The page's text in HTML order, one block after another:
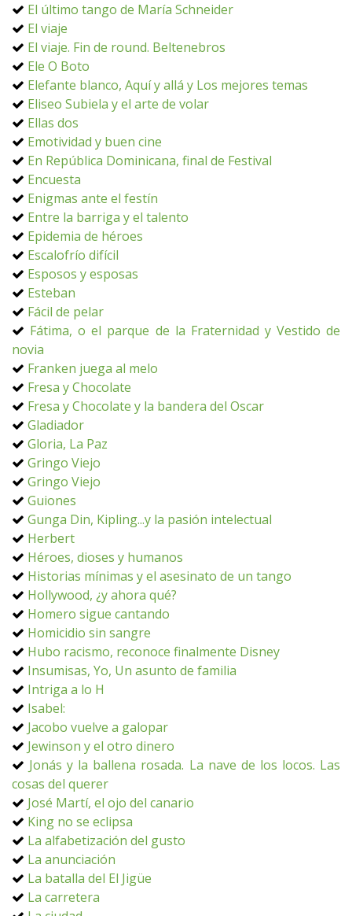
El último tango de María Schneider
El viaje
El viaje. Fin de round. Beltenebros
Ele O Boto
Elefante blanco, Aquí y allá y Los mejores temas
Eliseo Subiela y el arte de volar
Ellas dos
Emotividad y buen cine
En República Dominicana, final de Festival
Encuesta
Enigmas ante el festín
Entre la barriga y el talento
Epidemia de héroes
Escalofrío difícil
Esposos y esposas
Esteban
Fácil de pelar
Fátima, o el parque de la Fraternidad y Vestido de
novia
Franken juega al melo
Fresa y Chocolate
Fresa y Chocolate y la bandera del Oscar
Gladiador
Gloria, La Paz
Gringo Viejo
Gringo Viejo
Guiones
Gunga Din, Kipling...y la pasión intelectual
Herbert
Héroes, dioses y humanos
Historias mínimas y el asesinato de un tango
Hollywood, ¿y ahora qué?
Homero sigue cantando
Homicidio sin sangre
Hubo racismo, reconoce finalmente Disney
Insumisas, Yo, Un asunto de familia
Intriga a lo H
Isabel:
Jacobo vuelve a galopar
Jewinson y el otro dinero
Jonás y la ballena rosada. La nave de los locos. Las
cosas del querer
José Martí, el ojo del canario
King no se eclipsa
La alfabetización del gusto
La anunciación
La batalla del El Jigüe
La carretera